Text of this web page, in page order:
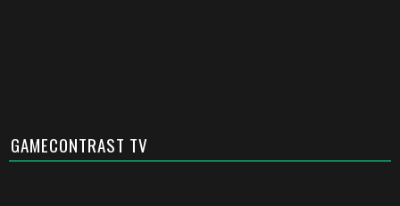
GAMECONTRAST TV